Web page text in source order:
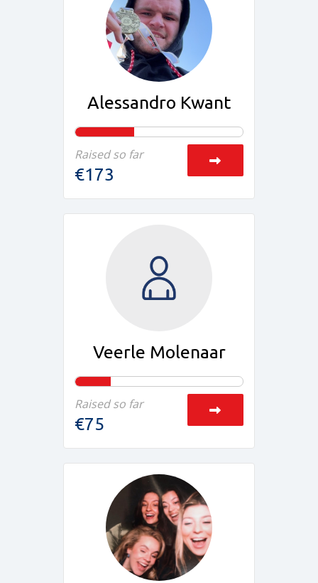
Alessandro Kwant
Raised so far
€173
Veerle Molenaar
Raised so far
€75